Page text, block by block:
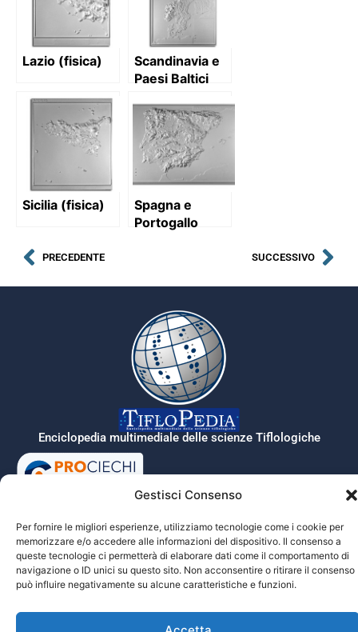
Gestisci Consenso
Per fornire le migliori esperienze, utilizziamo tecnologie come i cookie per
memorizzare e/o accedere alle informazioni del dispositivo. Il consenso a
queste tecnologie ci permetterà di elaborare dati come il comportamento di
navigazione o ID unici su questo sito. Non acconsentire o ritirare il consenso
può influire negativamente su alcune caratteristiche e funzioni.
Lazio (fisica)
Scandinavia e
Paesi Baltici
Sicilia (fisica)
Spagna e
Portogallo
PRECEDENTE SUCCESSIVO
Tiflopedia è un sito della Federazione
Onlus
Privacy
Enciclopedia multimediale delle scienze Tiflologiche
© 2026 Prociechi.it. Tutti i diritti riservati.